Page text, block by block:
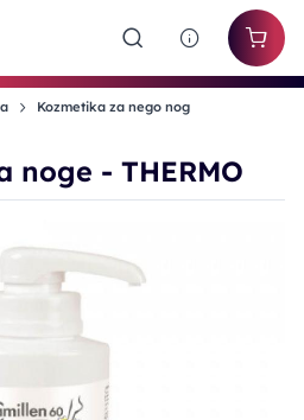
Kozmetika za nego nog
noge - THERMO